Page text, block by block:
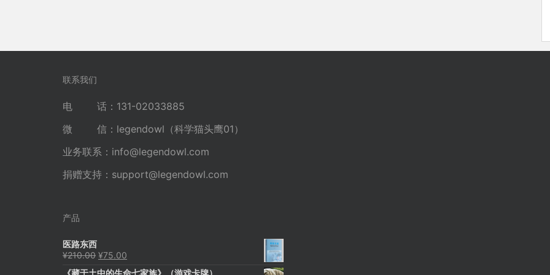
联系我们
电 话：131-02033885
微 信：legendowl（科学猫头鹰01）
业务联系： info@legendowl.com
捐赠支持： support@legendowl.com
产品
医路东西
¥210.00 原
¥75.00